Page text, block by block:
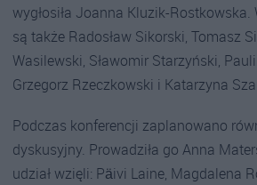
wygłosiła Joanna Kluzik-
są także Radosław Sikorski, Tomasz
Wasilewski, Sławomir Starzyński,
Grzegorz Rzeczkowski i Katarzyna
Podczas konferencji zaplanowano
dyskusyjny. Prowadziła go Anna
udział wzięli: Päivi Laine, Magdalena